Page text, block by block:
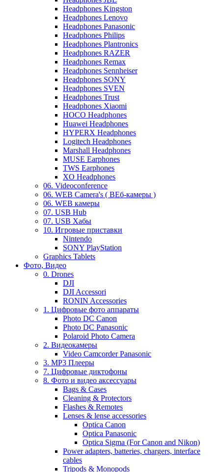
Headphones Kingston
Headphones Lenovo
Headphones Panasonic
Headphones Philips
Headphones Plantronics
Headphones RAZER
Headphones Remax
Headphones Sennheiser
Headphones SONY
Headphones SVEN
Headphones Trust
Headphones Xiaomi
HOCO Headphones
Huawei Headphones
HYPERX Headphones
Logitech Headphones
Marshall Headphones
MUSE Earphones
TWS Earphones
XO Headphones
06. Videoconference
06. WEB Camera's ( ВЕб-камеры )
06. WEB камеры
07. USB Hub
07. USB Хабы
10. Игровые приставки
Nintendo
SONY PlayStation
Graphics Tablets
Фото, Видео
0. Drones
DJI
DJI Accessori
RONIN Accessories
1. Цифровые фото аппараты
Photo DC Canon
Photo DC Panasonic
Polaroid Photo Camera
2. Видеокамеры
Video Camcorder Panasonic
3. MP3 Плееры
7. Цифровые диктофоны
8. Фото и видео аксессуары
Bags & Cases
Cleaning & Protectors
Flashes & Remotes
Lenses & lense accessories
Optica Canon
Optica Panasonic
Optica Sigma (For Canon and Nikon)
Power adapters, batteries, chargers, interface
cables
Tripods & Monopods